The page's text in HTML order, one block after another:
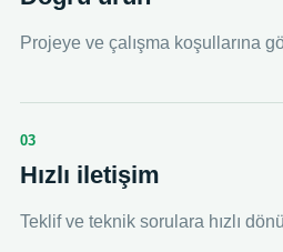
Projeye ve çalışma koşullarına
03
Hızlı iletişim
Teklif ve teknik sorulara hızlı